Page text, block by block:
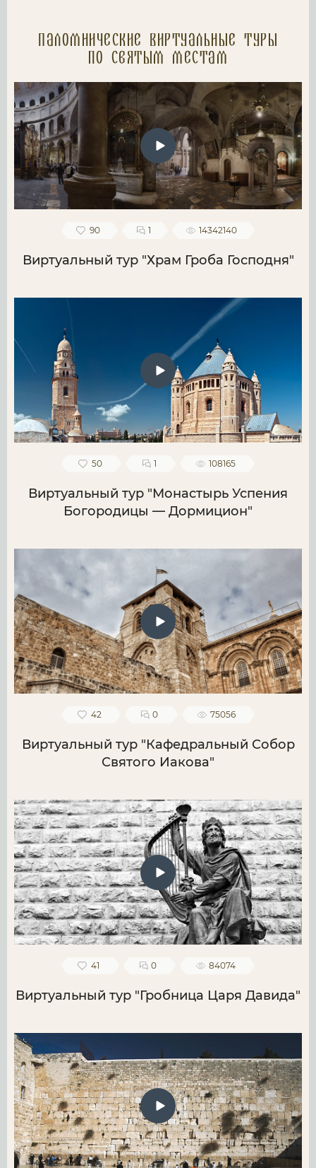
Паломнические Виртуальные туры
по святым местам
90 1 14342140
Виртуальный тур "Храм Гроба Господня"
50 1 108165
Виртуальный тур "Монастырь Успения
Богородицы — Дормицион"
42 0 75056
Виртуальный тур "Кафедральный Собор
Святого Иакова"
41 0 84074
Виртуальный тур "Гробница Царя Давида"